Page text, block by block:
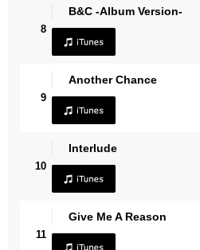
8
B&C -Album Version-
9
Another Chance
10
Interlude
11
Give Me A Reason